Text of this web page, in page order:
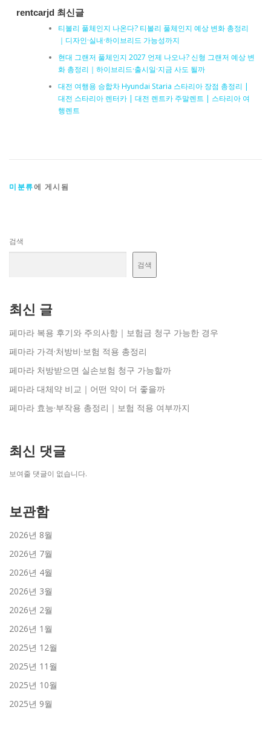
rentcarjd 최신글
티볼리 풀체인지 나온다? 티볼리 풀체인지 예상 변화 총정리
｜디자인·실내·하이브리드 가능성까지
현대 그랜저 풀체인지 2027 언제 나오나? 신형 그랜저 예상 변
화 총정리｜하이브리드·출시일·지금 사도 될까
대전 여행용 승합차 Hyundai Staria 스타리아 장점 총정리 |
대전 스타리아 렌터카 | 대전 렌트카 주말렌트 | 스타리아 여
행렌트
미분류에 게시됨
검색
검색
최신 글
페마라 복용 후기와 주의사항｜보험금 청구 가능한 경우
페마라 가격·처방비·보험 적용 총정리
페마라 처방받으면 실손보험 청구 가능할까
페마라 대체약 비교｜어떤 약이 더 좋을까
페마라 효능·부작용 총정리｜보험 적용 여부까지
최신 댓글
보여줄 댓글이 없습니다.
보관함
2026년 8월
2026년 7월
2026년 4월
2026년 3월
2026년 2월
2026년 1월
2025년 12월
2025년 11월
2025년 10월
2025년 9월